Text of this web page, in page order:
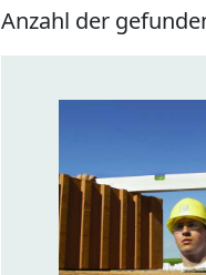
Anzahl der